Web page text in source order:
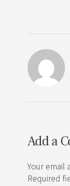
Add a
Your email
Required